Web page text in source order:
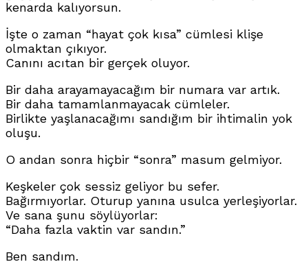
kenarda kalıyorsun.
İşte o zaman “hayat çok kısa” cümlesi klişe
olmaktan çıkıyor.
Canını acıtan bir gerçek oluyor.
Bir daha arayamayacağım bir numara var artık.
Bir daha tamamlanmayacak cümleler.
Birlikte yaşlanacağımı sandığım bir ihtimalin yok
oluşu.
O andan sonra hiçbir “sonra” masum gelmiyor.
Keşkeler çok sessiz geliyor bu sefer.
Bağırmıyorlar. Oturup yanına usulca yerleşiyorlar.
Ve sana şunu söylüyorlar:
“Daha fazla vaktin var sandın.”
Ben sandım.